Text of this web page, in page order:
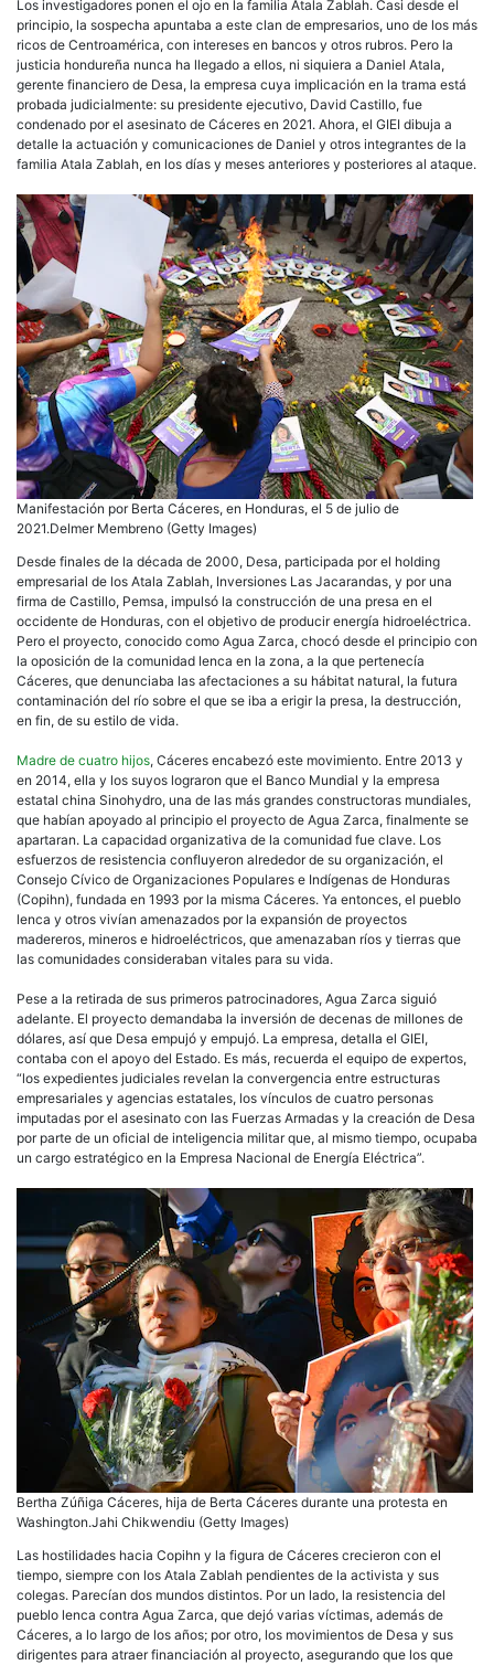
Los investigadores ponen el ojo en la familia Atala Zablah. Casi desde el
principio, la sospecha apuntaba a este clan de empresarios, uno de los más
ricos de Centroamérica, con intereses en bancos y otros rubros. Pero la
justicia hondureña nunca ha llegado a ellos, ni siquiera a Daniel Atala,
gerente financiero de Desa, la empresa cuya implicación en la trama está
probada judicialmente: su presidente ejecutivo, David Castillo, fue
condenado por el asesinato de Cáceres en 2021. Ahora, el GIEI dibuja a
detalle la actuación y comunicaciones de Daniel y otros integrantes de la
familia Atala Zablah, en los días y meses anteriores y posteriores al ataque.
Manifestación por Berta Cáceres, en Honduras, el 5 de julio de
2021.Delmer Membreno (Getty Images)
Desde finales de la década de 2000, Desa, participada por el holding
empresarial de los Atala Zablah, Inversiones Las Jacarandas, y por una
firma de Castillo, Pemsa, impulsó la construcción de una presa en el
occidente de Honduras, con el objetivo de producir energía hidroeléctrica.
Pero el proyecto, conocido como Agua Zarca, chocó desde el principio con
la oposición de la comunidad lenca en la zona, a la que pertenecía
Cáceres, que denunciaba las afectaciones a su hábitat natural, la futura
contaminación del río sobre el que se iba a erigir la presa, la destrucción,
en fin, de su estilo de vida.
Madre de cuatro hijos, Cáceres encabezó este movimiento. Entre 2013 y
en 2014, ella y los suyos lograron que el Banco Mundial y la empresa
estatal china Sinohydro, una de las más grandes constructoras mundiales,
que habían apoyado al principio el proyecto de Agua Zarca, finalmente se
apartaran. La capacidad organizativa de la comunidad fue clave. Los
esfuerzos de resistencia confluyeron alrededor de su organización, el
Consejo Cívico de Organizaciones Populares e Indígenas de Honduras
(Copihn), fundada en 1993 por la misma Cáceres. Ya entonces, el pueblo
lenca y otros vivían amenazados por la expansión de proyectos
madereros, mineros e hidroeléctricos, que amenazaban ríos y tierras que
las comunidades consideraban vitales para su vida.
Pese a la retirada de sus primeros patrocinadores, Agua Zarca siguió
adelante. El proyecto demandaba la inversión de decenas de millones de
dólares, así que Desa empujó y empujó. La empresa, detalla el GIEI,
contaba con el apoyo del Estado. Es más, recuerda el equipo de expertos,
“los expedientes judiciales revelan la convergencia entre estructuras
empresariales y agencias estatales, los vínculos de cuatro personas
imputadas por el asesinato con las Fuerzas Armadas y la creación de Desa
por parte de un oficial de inteligencia militar que, al mismo tiempo, ocupaba
un cargo estratégico en la Empresa Nacional de Energía Eléctrica”.
Bertha Zúñiga Cáceres, hija de Berta Cáceres durante una protesta en
Washington.Jahi Chikwendiu (Getty Images)
Las hostilidades hacia Copihn y la figura de Cáceres crecieron con el
tiempo, siempre con los Atala Zablah pendientes de la activista y sus
colegas. Parecían dos mundos distintos. Por un lado, la resistencia del
pueblo lenca contra Agua Zarca, que dejó varias víctimas, además de
Cáceres, a lo largo de los años; por otro, los movimientos de Desa y sus
dirigentes para atraer financiación al proyecto, asegurando que los que